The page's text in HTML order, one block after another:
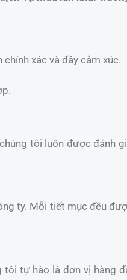
xác và đầy cảm xúc.
tôi luôn được đánh
ty. Mỗi tiết mục đều
tự hào là đơn vị hàng